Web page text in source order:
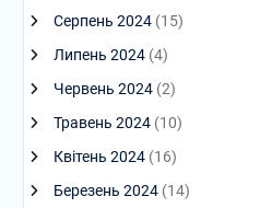
Серпень 2024(15)
Липень 2024(4)
Червень 2024(2)
Травень 2024(10)
Квітень 2024(16)
Березень 2024(14)